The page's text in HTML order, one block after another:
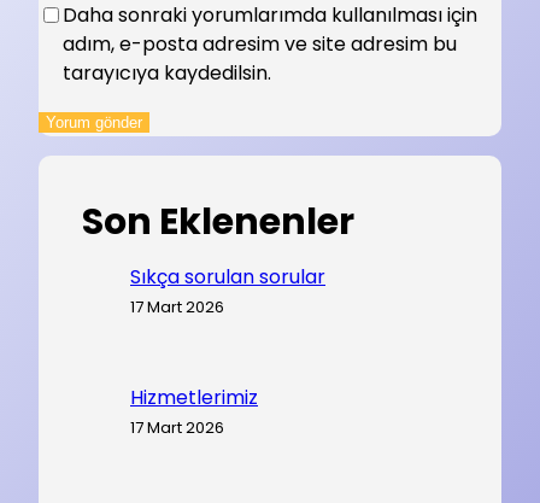
Daha sonraki yorumlarımda kullanılması için
adım, e-posta adresim ve site adresim bu
tarayıcıya kaydedilsin.
Son Eklenenler
Sıkça sorulan sorular
17 Mart 2026
Hizmetlerimiz
17 Mart 2026